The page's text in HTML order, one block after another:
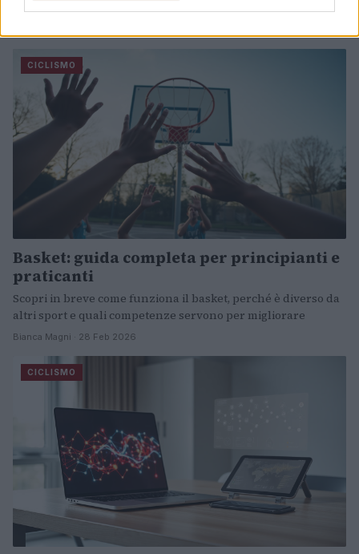
all'edge stia cambiando latenza, sicurezza e costi
CICLISMO
Basket: guida completa per principianti e
praticanti
Scopri in breve come funziona il basket, perché è diverso da
altri sport e quali competenze servono per migliorare
Bianca Magni · 28 Feb 2026
CICLISMO